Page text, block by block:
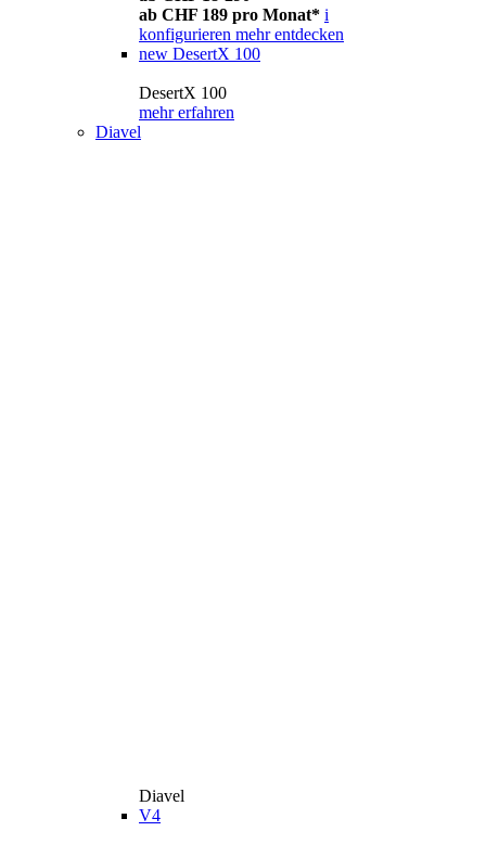
ab CHF 189 pro Monat* i
konfigurieren mehr entdecken
new DesertX 100
DesertX 100
mehr erfahren
Diavel
Diavel
V4